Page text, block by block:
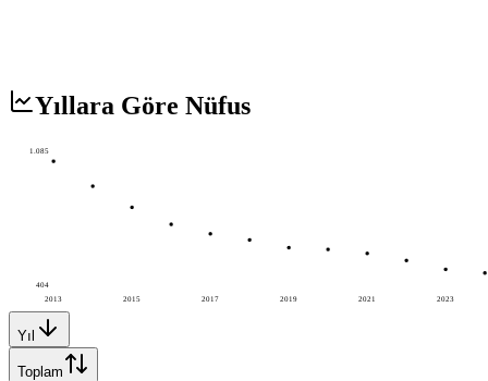
Yıllara Göre Nüfus
2013 2015 2017 2019 2021 2023
1.085
404
Yıl
Toplam